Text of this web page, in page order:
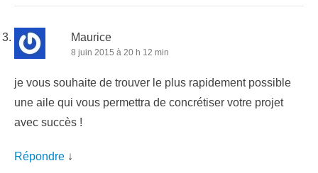
Maurice
8 juin 2015 à 20 h 12 min
je vous souhaite de trouver le plus rapidement possible
une aile qui vous permettra de concrétiser votre projet
avec succès !
Répondre ↓